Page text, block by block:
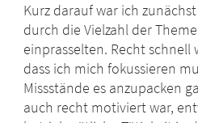
Kurz darauf war ich
durch die Vielzahl der
einprasselten. Recht schnell
dass ich mich fokussieren
Missstände es anzupacken
auch recht motiviert war,